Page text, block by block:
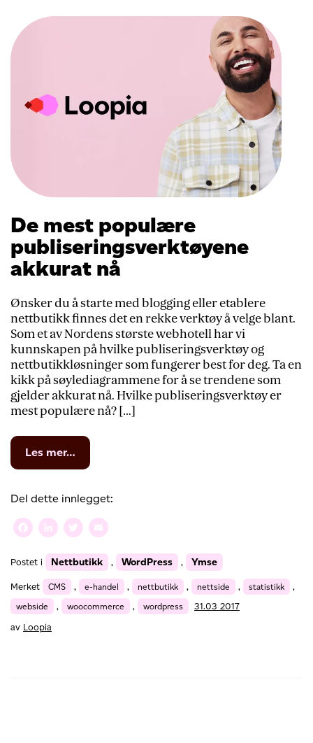
De mest populære
publiseringsverktøyene
akkurat nå
Ønsker du å starte med blogging eller etablere
nettbutikk finnes det en rekke verktøy å velge blant.
Som et av Nordens største webhotell har vi
kunnskapen på hvilke publiseringsverktøy og
nettbutikkløsninger som fungerer best for deg. Ta en
kikk på søylediagrammene for å se trendene som
gjelder akkurat nå. Hvilke publiseringsverktøy er
mest populære nå? […]
Les mer…
De
populære
publiseringsverktøyene
akkurat
nå
Del dette innlegget:
Facebook
LinkedIn
Twitter
Postet i Nettbutikk , WordPress , Ymse
Merket CMS , e-handel , nettbutikk , nettside , statistikk
,
webside
, woocommerce , wordpress
31.03 2017
av Loopia